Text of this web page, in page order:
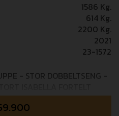
1586 Kg.
614 Kg.
2200 Kg.
2021
23-1572
- STOR DOBBELTSENG -
GOSafe garanti - 6.995,-
GOSafe garanti - 8.995,-